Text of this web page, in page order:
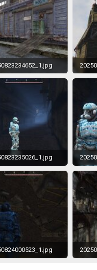
235.9 KB · Просмотры: 267